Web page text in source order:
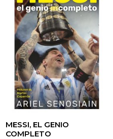
MESSI, EL GENIO
COMPLETO